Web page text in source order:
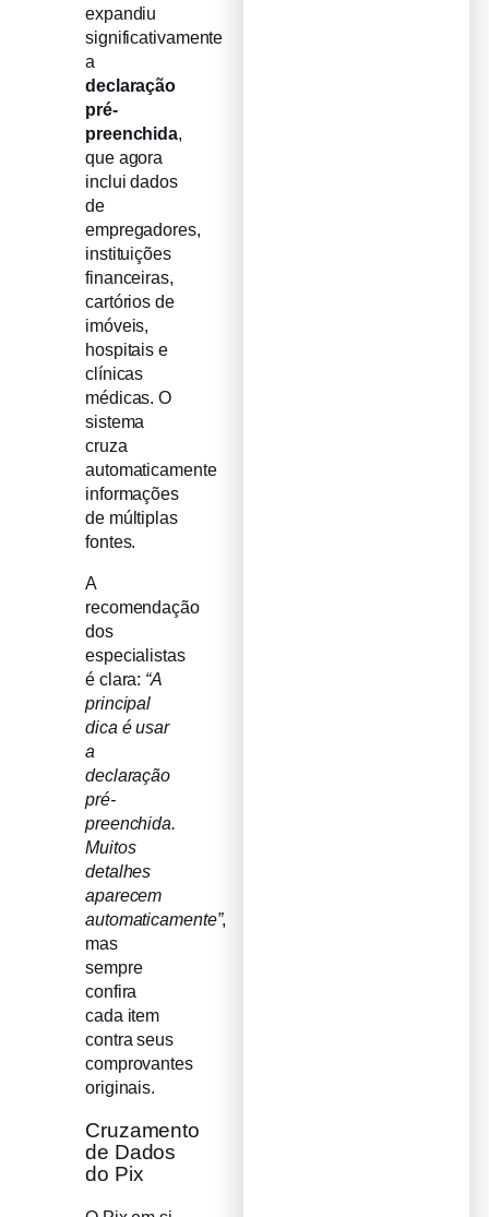
expandiu
significativamente
a
declaração
pré-
preenchida,
que agora
inclui dados
de
empregadores,
instituições
financeiras,
cartórios de
imóveis,
hospitais e
clínicas
médicas. O
sistema
cruza
automaticamente
informações
de múltiplas
fontes.
A
recomendação
dos
especialistas
é clara: “A
principal
dica é usar
a
declaração
pré-
preenchida.
Muitos
detalhes
aparecem
automaticamente”,
mas
sempre
confira
cada item
contra seus
comprovantes
originais.
Cruzamento
de Dados
do Pix